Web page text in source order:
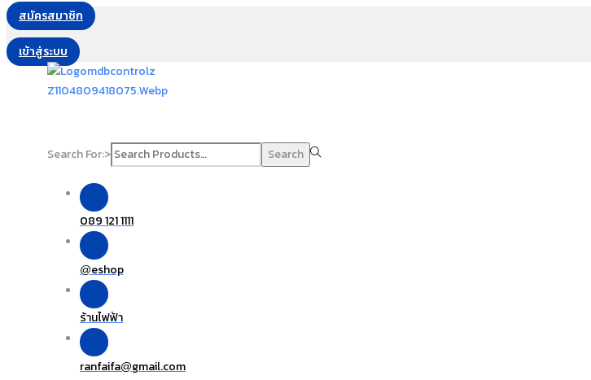
สมัครสมาชิก
เข้าสู่ระบบ
Search For:> Search
089 121 1111
@eshop
ร้านไฟฟ้า
ranfaifa@gmail.com